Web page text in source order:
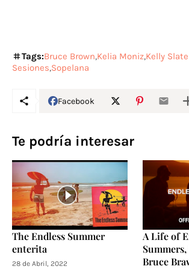
Tags:Bruce Brown Kelia Moniz Kelly
Sesiones Sopelana
Facebook
Te podría interesar
The Endless Summer
enterita
28 de Abril, 2022
A Life of
Bruce